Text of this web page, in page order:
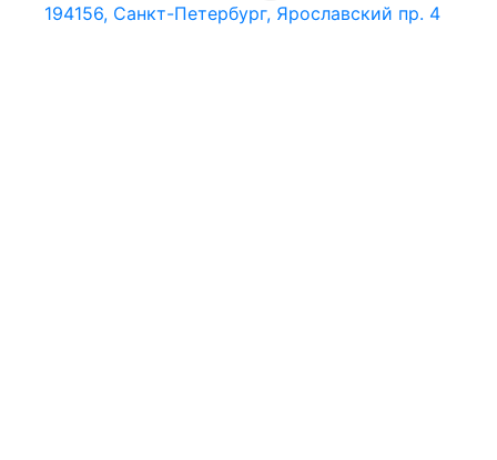
194156, Санкт-Петербург, Ярославский пр. 4